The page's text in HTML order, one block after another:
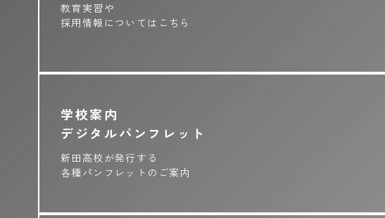
教育実習や
採用情報についてはこちら
学校案内
デジタルパンフレット
新田高校が発行する
各種パンフレットのご案内